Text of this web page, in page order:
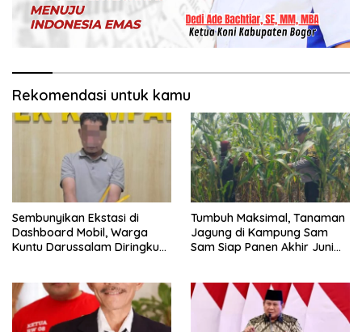
Rekomendasi untuk kamu
Sembunyikan Ekstasi di
Dashboard Mobil, Warga
Kuntu Darussalam Diringkus
Tumbuh Maksimal, Tanaman
Jagung di Kampung Sam
Sam Siap Panen Akhir Juni